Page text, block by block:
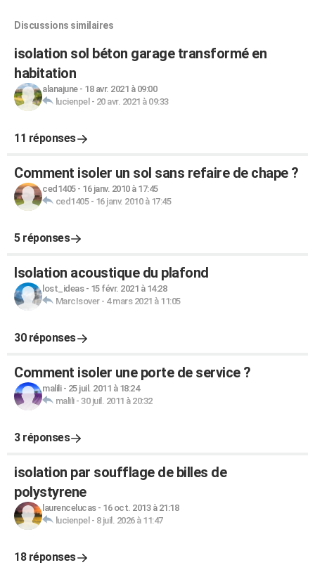
Discussions similaires
isolation sol béton garage transformé en
habitation
alanajune- 18 avr. 2021 à 09:00
lucienpel - 20 avr. 2021 à 09:33
11 réponses
Comment isoler un sol sans refaire de chape ?
ced1405- 16 janv. 2010 à 17:45
ced1405- 16 janv. 2010 à 17:45
5 réponses
Isolation acoustique du plafond
lost_ideas- 15 févr. 2021 à 14:28
MarcIsover- 4 mars 2021 à 11:05
30 réponses
Comment isoler une porte de service ?
malili- 25 juil. 2011 à 18:24
malili- 30 juil. 2011 à 20:32
3 réponses
isolation par soufflage de billes de
polystyrene
laurencelucas- 16 oct. 2013 à 21:18
lucienpel - 8 juil. 2026 à 11:47
18 réponses